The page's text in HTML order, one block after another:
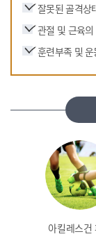
잘못된 골격상
관절 및 근육
훈련부족 및
아킬레스건